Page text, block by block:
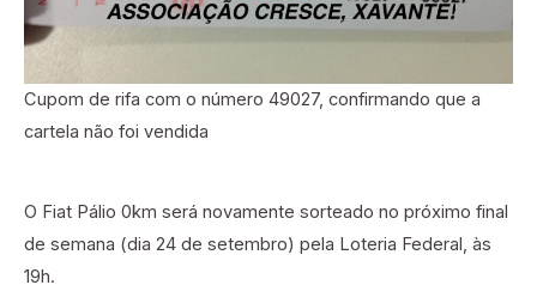
Cupom de rifa com o número 49027, confirmando que a
cartela não foi vendida
O Fiat Pálio 0km será novamente sorteado no próximo final
de semana (dia 24 de setembro) pela Loteria Federal, às
19h.